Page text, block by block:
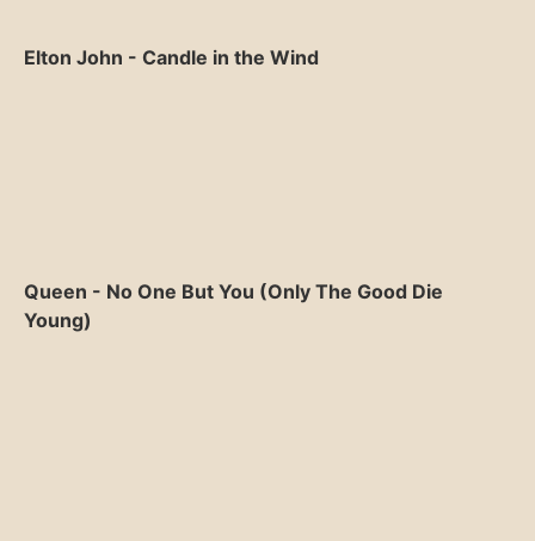
Elton John - Candle in the Wind
Queen - No One But You (Only The Good Die
Young)